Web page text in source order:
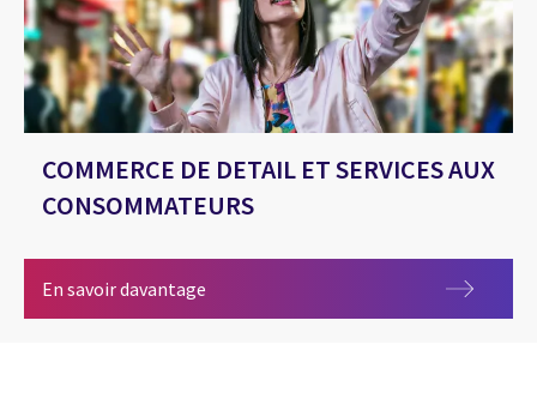
COMMERCE DE DETAIL ET SERVICES AUX
CONSOMMATEURS
En savoir davantage COMMERCE DE DETAIL ET SERVICES